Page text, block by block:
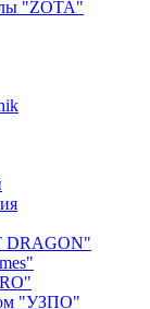
"ZOTA"
DRAGON"
"УЗПО"